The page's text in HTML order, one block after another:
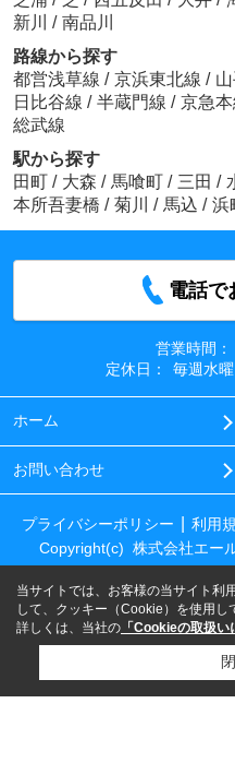
新川 / 南品川
路線から探す
都営浅草線 / 京浜東北線 /
日比谷線 / 半蔵門線 / 京急
総武線
駅から探す
田町 / 大森 / 馬喰町 / 三田 /
本所吾妻橋 / 菊川 / 馬込 / 浜
電話で
営業時間：
定休日：
毎週水
ホーム
お問い合わせ
プライバシーポリシー 利用
Copyright(c) 株式会社エー
当サイトでは、お客様の当サイト利
して、クッキー（Cookie）を使用し
詳しくは、当社の 「Cookieの取扱い